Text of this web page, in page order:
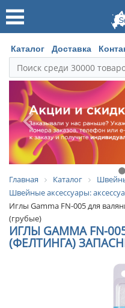
Каталог Доставка
Главная Каталог
Швейные аксессуары:
Иглы Gamma FN-005 для
(грубые)
ИГЛЫ GAMMA FN-
(ФЕЛТИНГА)